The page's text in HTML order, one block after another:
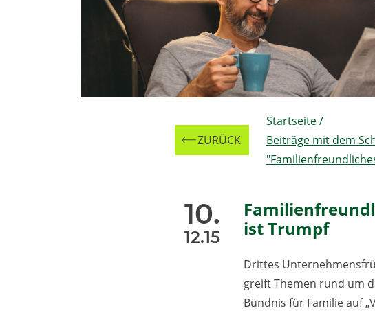
ZURÜCK
Zur
Startseite/
Beiträge mit dem
10.
12.15
ist Trumpf
Drittes
greift Themen rund um
Bündnis für Familie auf